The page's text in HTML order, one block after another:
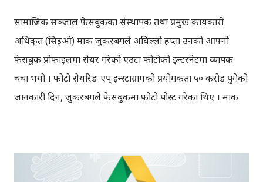
सामाजिक सञ्जाल फेसबुकका संस्थापक तथा प्रमुख कार्यकारी
अधिकृत (सिइओ) मार्क जुकरबर्गले अघिल्लो हप्ता उनको आफ्नो
फेसबुक प्रोफाइलमा सेयर गरेको एउटा फोटोको इन्टरनेटमा व्यापक
चर्चा भयो । फोटो सेयरिङ एप् इन्स्टाग्रामको प्रयोगकर्ता ५० करोड पुगेको
जानकारी दिन, जुकरबर्गले फेसबुकमा फोटो पोस्ट गरेका थिए । मार्क
यो फोटोले ईन्टरनेट सुरक्षाको अर्को खतारनाक पाटो उजागर गरेको छ ।
केही हप्ता पहिले मात्रै ह्याकरहरुले मार्क जकरबर्गको लिङ्कड्इन र